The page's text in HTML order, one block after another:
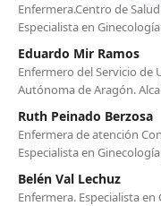
Enfermera.Centro de
Especialista en
Eduardo Mir Ramos
Enfermero del Servicio de
Autónoma de Aragón.
Ruth Peinado Berzosa
Enfermera de atención
Especialista en
Belén Val Lechuz
Enfermera. Especialista